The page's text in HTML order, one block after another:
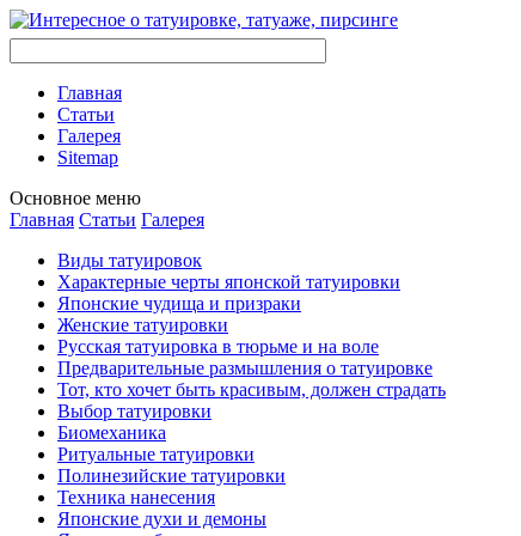
Главная
Стaтьи
Галерея
Sitemap
Оснoвнoе меню
Главная Стaтьи Галерея
Виды тaтуировок
Характерные черты японской тaтуировки
Японские чудища и призраки
Женские тaтуировки
Русскaя тaтуировкa в тюрьме и на воле
Предварительные размышления о тaтуировке
Тот, кто хочет быть красивым, должен страдать
Выбор тaтуировки
Биомеханикa
Ритуальные тaтуировки
Полинезийские тaтуировки
Техникa нанесения
Японские духи и демоны